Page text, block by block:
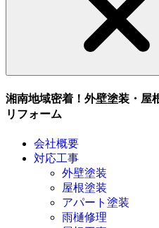
湘南地域密着！外壁塗装・屋
リフォーム
会社概要
対応工事
外壁塗装
屋根塗装
アパート塗装
雨樋修理